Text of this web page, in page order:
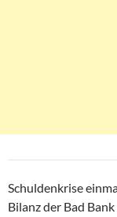
Schuldenkrise
Bilanz der Bad